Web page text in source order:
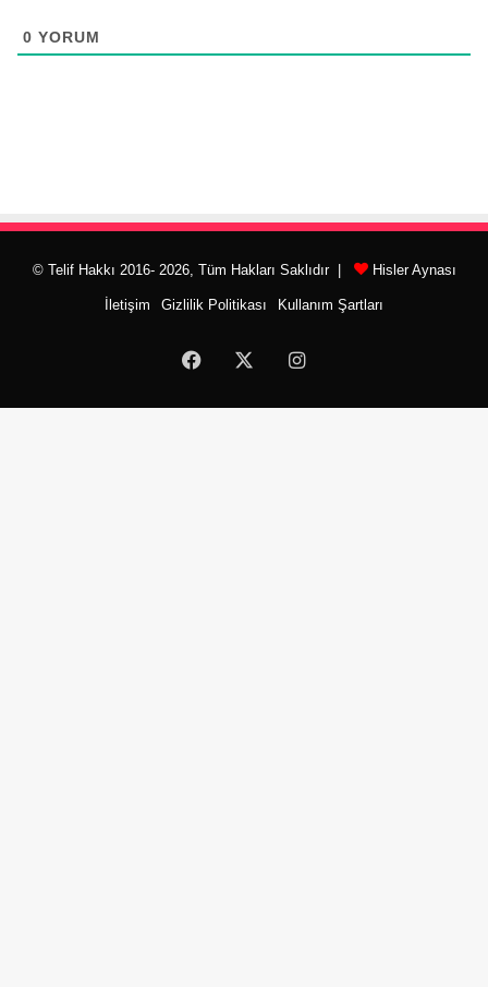
0 YORUM
© Telif Hakkı 2016- 2026, Tüm Hakları Saklıdır | Hisler Aynası
İletişim Gizlilik Politikası Kullanım Şartları
Facebook Instagram